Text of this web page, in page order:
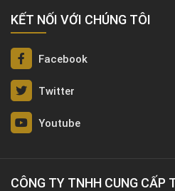
KẾT NỐI VỚI CHÚNG TÔI
Facebook
Twitter
Youtube
CÔNG TY TNHH CUNG CẤP